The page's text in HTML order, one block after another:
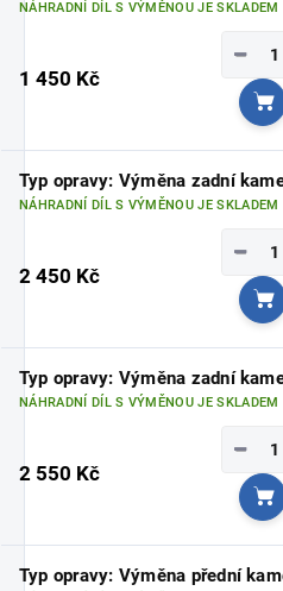
NÁHRADNÍ DÍL S VÝMĚNOU JE SKLADEM
1 450 Kč
−
Typ opravy: Výměna zadní
NÁHRADNÍ DÍL S VÝMĚNOU JE SKLADEM
2 450 Kč
−
Typ opravy: Výměna zadní
NÁHRADNÍ DÍL S VÝMĚNOU JE SKLADEM
2 550 Kč
−
Typ opravy: Výměna přední